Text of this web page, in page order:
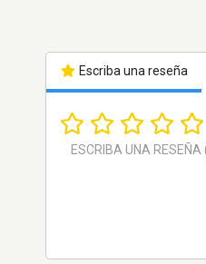
Escriba una reseña